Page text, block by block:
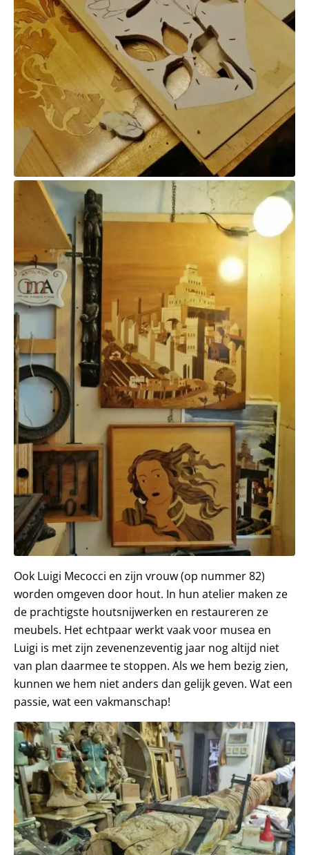
Ook Luigi Mecocci en zijn vrouw (op nummer 82)
worden omgeven door hout. In hun atelier maken ze
de prachtigste houtsnijwerken en restaureren ze
meubels. Het echtpaar werkt vaak voor musea en
Luigi is met zijn zevenenzeventig jaar nog altijd niet
van plan daarmee te stoppen. Als we hem bezig zien,
kunnen we hem niet anders dan gelijk geven. Wat een
passie, wat een vakmanschap!